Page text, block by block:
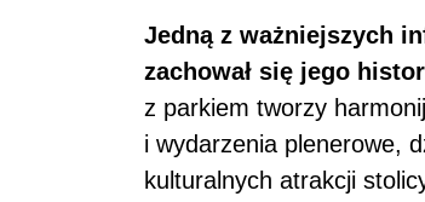
Jedną z ważniejszych
zachował się jego
z parkiem tworzy
i wydarzenia plenerowe,
kulturalnych atrakcji